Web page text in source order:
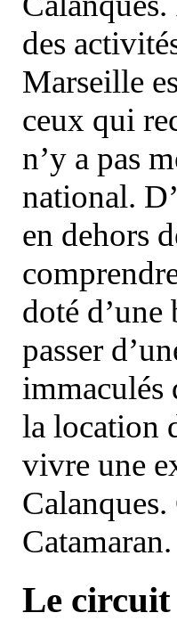
des
Marseille
ceux qui
n’y a pas
national.
en dehors
doté
passer
immaculés
la location
vivre une
Catamaran.
Le circuit